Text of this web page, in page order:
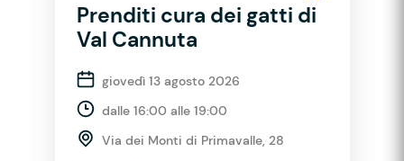
Prenditi cura dei gatti di
Val Cannuta
giovedì 13 agosto 2026
dalle 16:00 alle 19:00
Via dei Monti di Primavalle, 28